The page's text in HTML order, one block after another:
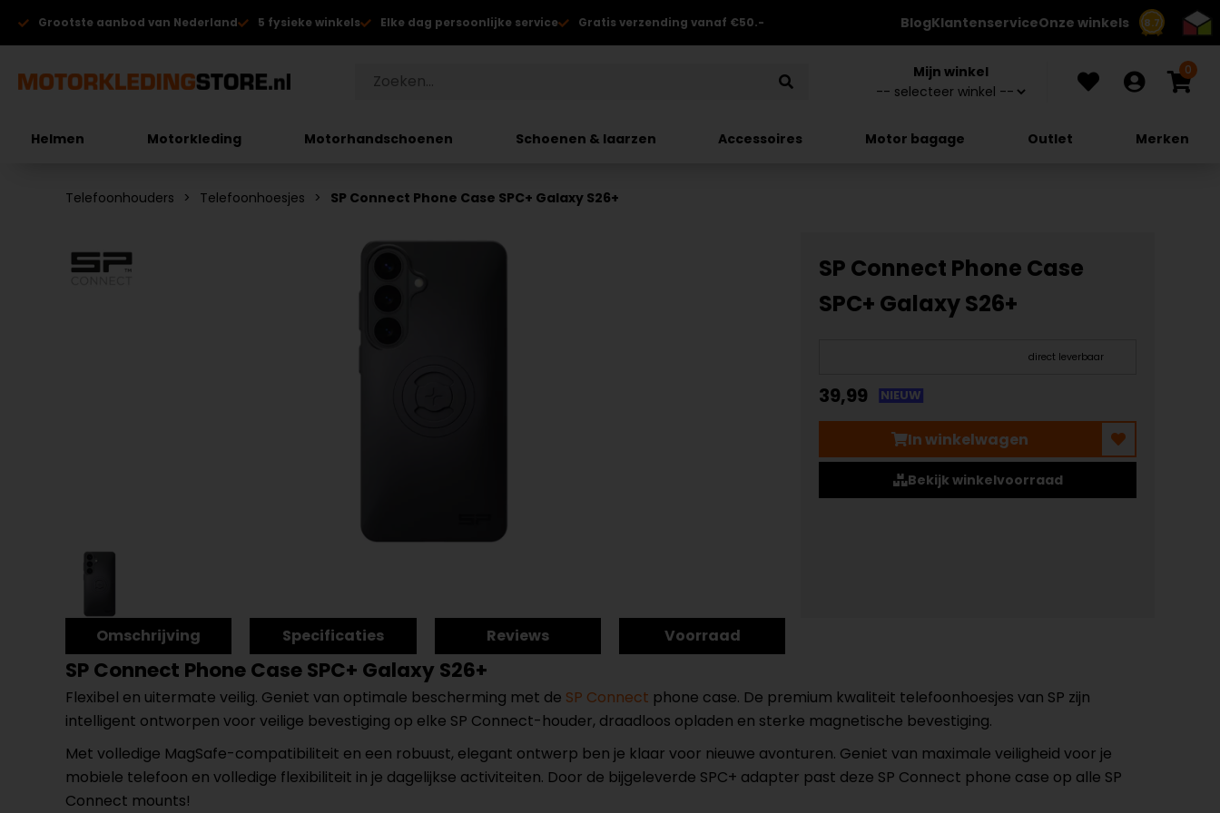
8.7
Grootste aanbod van Nederland 5 fysieke winkels Elke dag persoonlijke service Gratis verzending vanaf €50.- BlogKlantenserviceOnze winkels
Mijn winkel 0
Helmen Motorkleding Motorhandschoenen Schoenen & laarzen Accessoires Motor bagage Outlet Merken
Telefoonhouders Telefoonhoesjes SP Connect Phone Case SPC+ Galaxy S26+
SP Connect Phone Case
SPC+ Galaxy S26+
direct leverbaar
39,99 NIEUW
In winkelwagen
Bekijk winkelvoorraad
Omschrijving Specificaties Reviews Voorraad
SP Connect Phone Case SPC+ Galaxy S26+
Flexibel en uitermate veilig. Geniet van optimale bescherming met de SP Connect phone case. De premium kwaliteit telefoonhoesjes van SP zijn
intelligent ontworpen voor veilige bevestiging op elke SP Connect-houder, draadloos opladen en sterke magnetische bevestiging.
Met volledige MagSafe-compatibiliteit en een robuust, elegant ontwerp ben je klaar voor nieuwe avonturen. Geniet van maximale veiligheid voor je
mobiele telefoon en volledige flexibiliteit in je dagelijkse activiteiten. Door de bijgeleverde SPC+ adapter past deze SP Connect phone case op alle SP
Connect mounts!